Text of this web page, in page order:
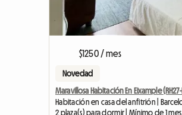
$1250 / mes
Novedad
Maravillosa Habitación En Eixample (RH27-
Habitación en casa del anfitrión |
2 plaza(s) para dormir | Mínimo de 1 mes